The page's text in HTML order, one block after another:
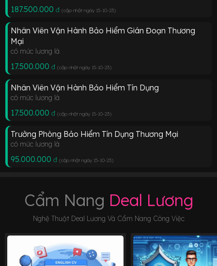
187.500.000 đ (cập nhật ngày 15-10-23)
Nhân Viên Vận Hành Bảo Hiểm Gián Đoạn Thương
Mại
có mức lương là
17.500.000 đ (cập nhật ngày 15-10-23)
Nhân Viên Vận Hành Bảo Hiểm Tín Dụng
có mức lương là
17.500.000 đ (cập nhật ngày 15-10-23)
Trưởng Phòng Bảo Hiểm Tín Dụng Thương Mại
có mức lương là
95.000.000 đ (cập nhật ngày 15-10-23)
Cẩm Nang Deal Lương
Nghệ Thuật Deal Lương Và Cẩm Nang Công Việc